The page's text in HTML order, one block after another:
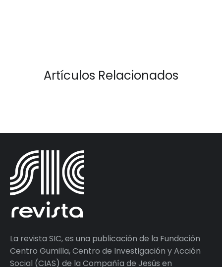
Artículos Relacionados
La revista SIC, es una publicación de la Fundación
Centro Gumilla, Centro de Investigación y Acción
Social (CIAS) de la Compañía de Jesús en